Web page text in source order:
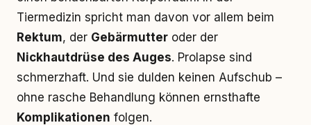
Tiermedizin spricht man davon vor allem beim
Rektum, der Gebärmutter oder der
Nickhautdrüse des Auges. Prolapse sind
schmerzhaft. Und sie dulden keinen Aufschub –
ohne rasche Behandlung können ernsthafte
Komplikationen folgen.